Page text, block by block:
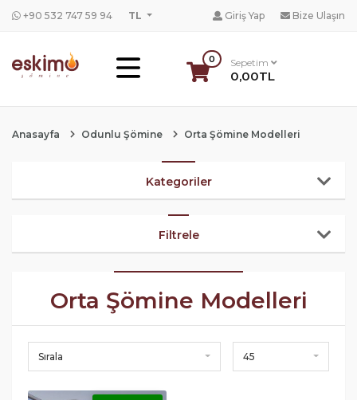
+90 532 747 59 94 TL Giriş Yap Bize Ulaşın
0 Sepetim
0,00TL
Anasayfa Odunlu Şömine Orta Şömine Modelleri
Kategoriler
Filtrele
Orta Şömine Modelleri
Sırala 45